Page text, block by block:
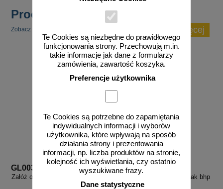
Te Cookies są niezbędne do prawidłowego
funkcjonowania strony. Przechowują m.in.
takie informacje jak dane z formularzy
zamówienia, zawartość koszyka.
Preferencje użytkownika
Te Cookies są potrzebne do zapamiętania
indywidualnych informacji i wyborów
użytkownika, które wpływają na sposób
działania strony i prezentowania
informacji, np. liczba produktów na stronie,
kolejność ich wyświetlania, czy ostatnio
wyszukiwane frazy.
Dane statystyczne
Produkty popularne
Zobacz inne popularne produkty w tej kategorii. zobacz więcej
GL003
Załóż okulary ochronne - znak bhp
nakazujący - GL003
GL005
Stosuj ochronę słuchu - znak bhp
nakazujący - GL005